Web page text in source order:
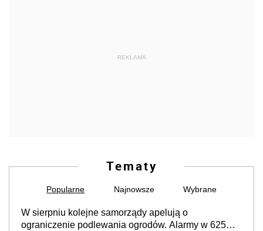
REKLAMA
Tematy
Popularne Najnowsze Wybrane
W sierpniu kolejne samorządy apelują o
ograniczenie podlewania ogrodów. Alarmy w 625